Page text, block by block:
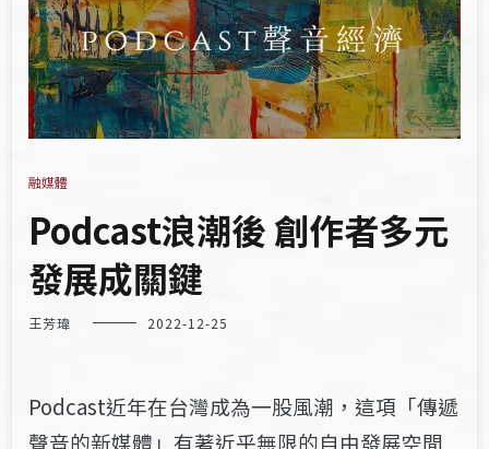
融媒體
Podcast浪潮後 創作者多元
發展成關鍵
王芳瑋 2022-12-25
Podcast近年在台灣成為一股風潮，這項「傳遞
聲音的新媒體」有著近乎無限的自由發展空間